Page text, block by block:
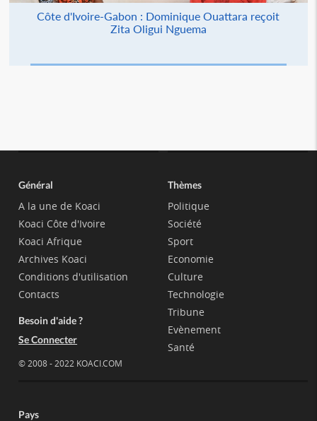
Côte d'Ivoire-Gabon : Dominique Ouattara reçoit
Zita Oligui Nguema
Général
A la une de Koaci
Koaci Côte d'Ivoire
Koaci Afrique
Archives Koaci
Conditions d'utilisation
Contacts
Besoin d'aide ?
Se Connecter
© 2008 - 2022 KOACI.COM
Thèmes
Politique
Société
Sport
Economie
Culture
Technologie
Tribune
Evènement
Santé
Pays